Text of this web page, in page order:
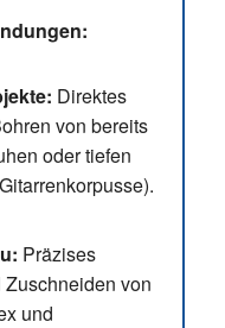
Direktes
von bereits
oder tiefen
Präzises
von
und